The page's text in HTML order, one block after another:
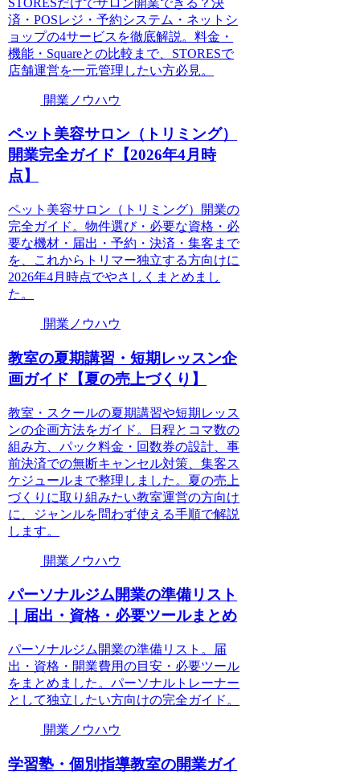
済・POSレジ・予約システム・ネットシ
ョップの4サービスを徹底解説。料金・
機能・Squareとの比較まで、STORESで
店舗運営を一元管理したい方必見。
開業ノウハウ
ペット美容サロン（トリミング）
開業完全ガイド【2026年4月時
点】
ペット美容サロン（トリミング）開業の
完全ガイド。物件選び・必要な資格・必
要な機材・届出・予約・決済・集客まで
を、これからトリマー独立する方向けに
2026年4月時点でやさしくまとめまし
た。
開業ノウハウ
教室の夏期講習・短期レッスン企
画ガイド【夏の売上づくり】
教室・スクールの夏期講習や短期レッス
ンの企画方法をガイド。日程とコマ数の
組み方、パック料金・回数券の設計、事
前決済での無断キャンセル対策、集客ス
ケジュールまで整理しました。夏の売上
づくりに取り組みたい教室運営の方向け
に、ジャンルを問わず使える手順で解説
します。
開業ノウハウ
パーソナルジム開業の準備リスト
｜届出・資格・必要ツールまとめ
パーソナルジム開業の準備リスト。届
出・資格・開業費用の目安・必要ツール
をまとめました。パーソナルトレーナー
として独立したい方向けの完全ガイド。
開業ノウハウ
学習塾・個別指導教室の開業ガイ